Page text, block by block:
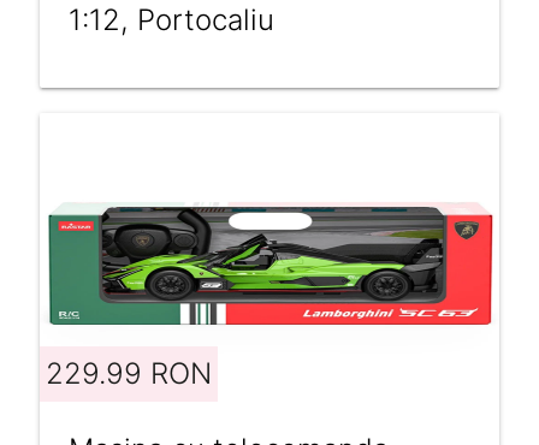
1:12, Portocaliu
229.99 RON